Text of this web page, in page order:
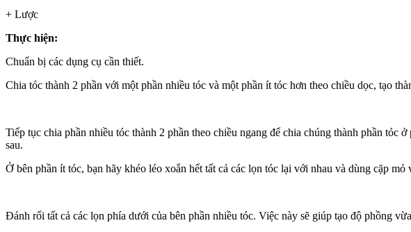
+ Lược
Thực hiện:
Chuẩn bị các dụng cụ cần thiết.
Chia tóc thành 2 phần với một phần nhiều tóc và một phần ít tóc hơn theo chiều dọc, tạo
Tiếp tục chia phần nhiều tóc thành 2 phần theo chiều ngang để chia chúng thành phần
sau.
Ở bên phần ít tóc, bạn hãy khéo léo xoắn hết tất cả các lọn tóc lại với nhau và dùng cặp
Đánh rối tất cả các lọn phía dưới của bên phần nhiều tóc. Việc này sẽ giúp tạo độ phồng